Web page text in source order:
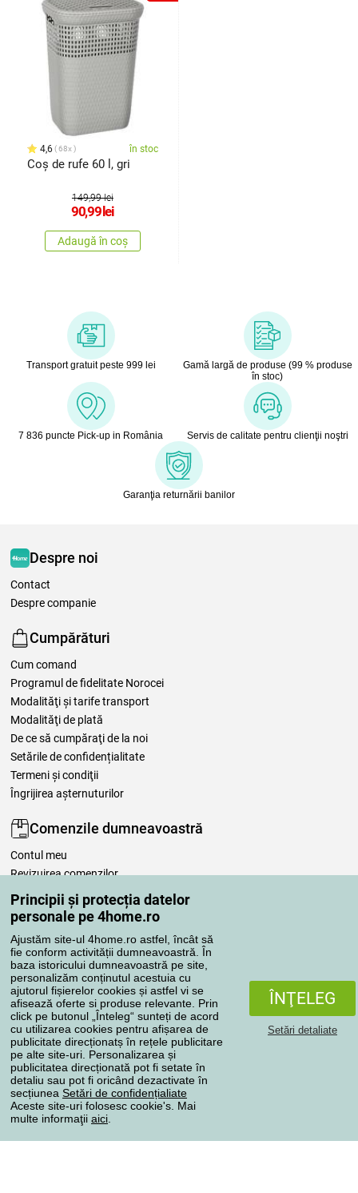
Principii și protecția datelor
personale pe 4home.ro
Ajustăm site-ul 4home.ro astfel, încât să
fie conform activității dumneavoastră. În
baza istoricului dumneavoastră pe site,
personalizăm conținutul acestuia cu
ajutorul fișierelor cookies și astfel vi se
afisează oferte si produse relevante. Prin
click pe butonul „Înteleg“ sunteți de acord
cu utilizarea cookies pentru afișarea de
publicitate direcționatș în rețele publicitare
pe alte site-uri. Personalizarea și
publicitatea direcționată pot fi setate în
detaliu sau pot fi oricând dezactivate în
secțiunea Setări de confidențialiate
Aceste site-uri folosesc cookie's. Mai
multe informaţii aici
ÎNŢELEG
Setări detaliate
4,6 68x în stoc
Coș de rufe 60 l, gri
149,99 lei
90,99 lei
Adaugă în coș
Transport gratuit peste 999 lei
Gamă largă de produse (99 % produse
în stoc)
7 836 puncte Pick-up in România Servis de calitate pentru clienţii noştri
Garanţia returnării banilor
Despre noi
Contact
Despre companie
Cumpărături
Cum comand
Programul de fidelitate Norocei
Modalităţi şi tarife transport
Modalităţi de plată
De ce să cumpăraţi de la noi
Setările de confidențialitate
Termeni şi condiţii
Îngrijirea așternuturilor
Comenzile dumneavoastră
Contul meu
Revizuirea comenzilor
Reclamaţii
Retragere de la contract
Regulile de procesare a recenziilor
Metode de transport
Metode de plată
Magazin de încredere